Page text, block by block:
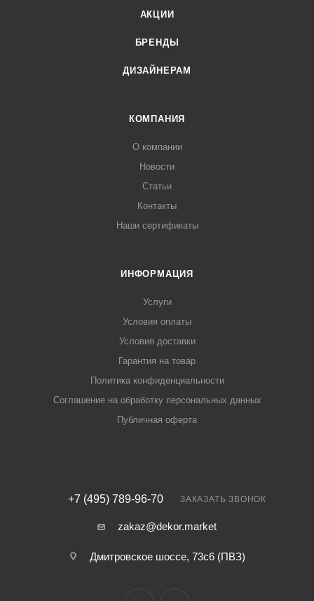
АКЦИИ
БРЕНДЫ
ДИЗАЙНЕРАМ
КОМПАНИЯ
О компании
Новости
Статьи
Контакты
Наши сертификаты
ИНФОРМАЦИЯ
Услуги
Условия оплаты
Условия доставки
Гарантия на товар
Политика конфиденциальности
Соглашение на обработку персональных данных
Публичная оферта
+7 (495) 789-96-70 ЗАКАЗАТЬ ЗВОНОК
zakaz@dekor.market
Дмитровское шоссе, 73с6 (ПВЗ)